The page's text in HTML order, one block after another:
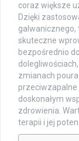
coraz większe
Dzięki
galwanicznego,
skuteczne
bezpośrednio
zmianach
przeciwzapalne
doskonałym
zdrowienia.
terapii i jej